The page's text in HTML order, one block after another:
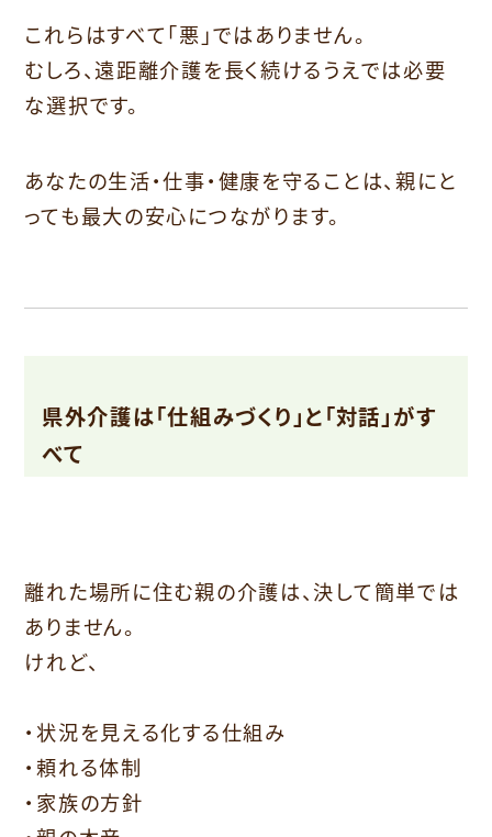
これらはすべて「悪」ではありません。
むしろ、遠距離介護を長く続けるうえでは必要
な選択です。
あなたの生活・仕事・健康を守ることは、親にと
っても最大の安心につながります。
県外介護は「仕組みづくり」と「対話」がす
べて
離れた場所に住む親の介護は、決して簡単では
ありません。
けれど、
・状況を見える化する仕組み
・頼れる体制
・家族の方針